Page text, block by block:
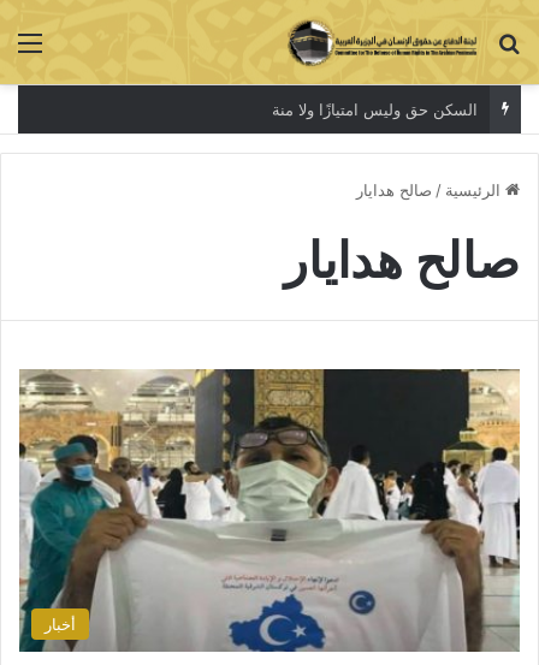
بحث عن
السكن حق وليس امتيازًا ولا منة
الرئيسية / صالح هدايار
صالح هدايار
أخبار